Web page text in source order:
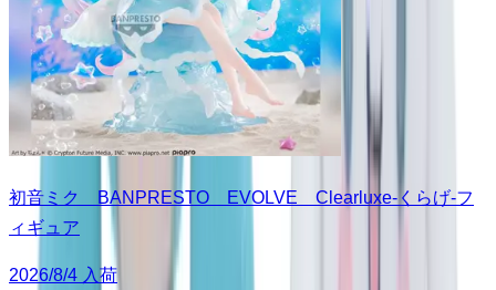
初音ミク BANPRESTO EVOLVE Clearluxe-くらげ-フ
ィギュア
2026/8/4 入荷